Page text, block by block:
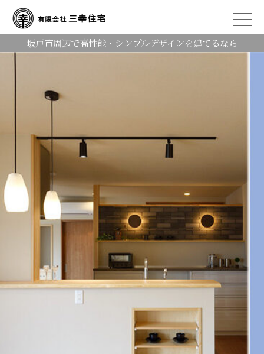
坂戸市周辺で高性能・シンプルデザインを建てるなら